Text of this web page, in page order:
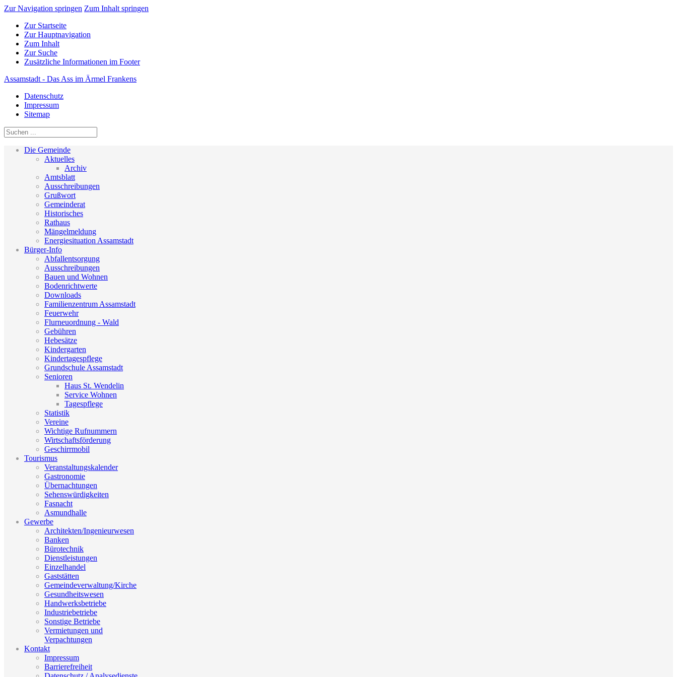
Zur Navigation springen Zum Inhalt springen
Zur Startseite
Zur Hauptnavigation
Zum Inhalt
Zur Suche
Zusätzliche Informationen im Footer
Assamstadt - Das Ass im Ärmel Frankens
Datenschutz
Impressum
Sitemap
Die Gemeinde
Aktuelles
Archiv
Amtsblatt
Ausschreibungen
Grußwort
Gemeinderat
Historisches
Rathaus
Mängelmeldung
Energiesituation Assamstadt
Bürger-Info
Abfallentsorgung
Ausschreibungen
Bauen und Wohnen
Bodenrichtwerte
Downloads
Familienzentrum Assamstadt
Feuerwehr
Flurneuordnung - Wald
Gebühren
Hebesätze
Kindergarten
Kindertagespflege
Grundschule Assamstadt
Senioren
Haus St. Wendelin
Service Wohnen
Tagespflege
Statistik
Vereine
Wichtige Rufnummern
Wirtschaftsförderung
Geschirrmobil
Tourismus
Veranstaltungskalender
Gastronomie
Übernachtungen
Sehenswürdigkeiten
Fasnacht
Asmundhalle
Gewerbe
Architekten/Ingenieurwesen
Banken
Bürotechnik
Dienstleistungen
Einzelhandel
Gaststätten
Gemeindeverwaltung/Kirche
Gesundheitswesen
Handwerksbetriebe
Industriebetriebe
Sonstige Betriebe
Vermietungen und
Verpachtungen
Kontakt
Impressum
Barrierefreiheit